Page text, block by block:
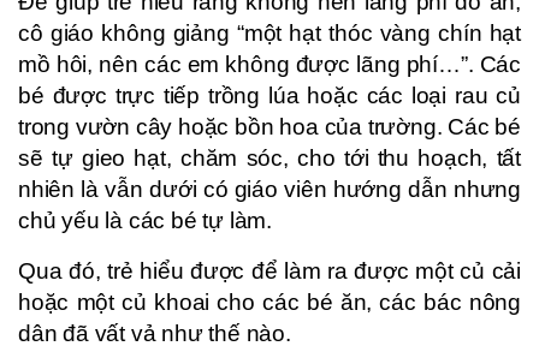
cô giáo không giảng “một hạt thóc vàng chín hạt
mồ hôi, nên các em không được lãng phí…”. Các
bé được trực tiếp trồng lúa hoặc các loại rau củ
trong vườn cây hoặc bồn hoa của trường. Các bé
sẽ tự gieo hạt, chăm sóc, cho tới thu hoạch, tất
nhiên là vẫn dưới có giáo viên hướng dẫn nhưng
chủ yếu là các bé tự làm.
Qua đó, trẻ hiểu được để làm ra được một củ cải
hoặc một củ khoai cho các bé ăn, các bác nông
dân đã vất vả như thế nào.